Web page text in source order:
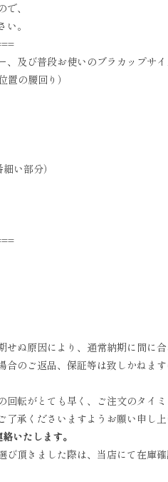
、
。
及び普段お使いのブラカップサイ
の腰回り）
い部分）
せぬ原因により、通常納期に間に
のご返品、保証等は致しかねま
転がとても早く、ご注文のタイ
承くださいますようお願い申し上
いたします。
頂きました際は、当店にて在庫